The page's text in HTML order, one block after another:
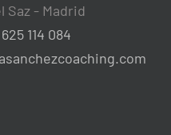
Saz - Madrid
114 084